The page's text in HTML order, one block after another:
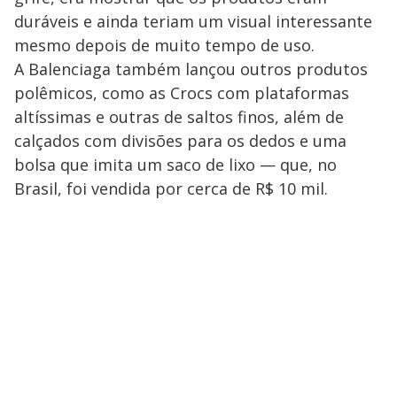
duráveis e ainda teriam um visual interessante
mesmo depois de muito tempo de uso.
A Balenciaga também lançou outros produtos
polêmicos, como as Crocs com plataformas
altíssimas e outras de saltos finos, além de
calçados com divisões para os dedos e uma
bolsa que imita um saco de lixo — que, no
Brasil, foi vendida por cerca de R$ 10 mil.